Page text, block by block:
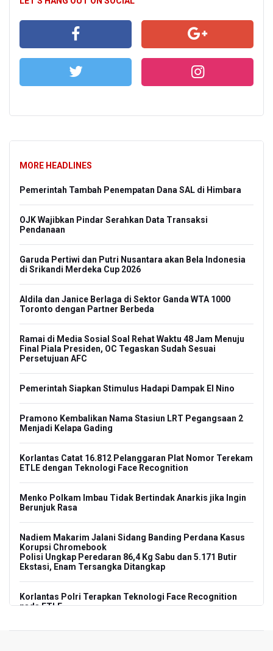
MORE HEADLINES
Pemerintah Tambah Penempatan Dana SAL di Himbara
OJK Wajibkan Pindar Serahkan Data Transaksi
Pendanaan
Garuda Pertiwi dan Putri Nusantara akan Bela Indonesia
di Srikandi Merdeka Cup 2026
Aldila dan Janice Berlaga di Sektor Ganda WTA 1000
Toronto dengan Partner Berbeda
Ramai di Media Sosial Soal Rehat Waktu 48 Jam Menuju
Final Piala Presiden, OC Tegaskan Sudah Sesuai
Persetujuan AFC
Pemerintah Siapkan Stimulus Hadapi Dampak El Nino
Pramono Kembalikan Nama Stasiun LRT Pegangsaan 2
Menjadi Kelapa Gading
Korlantas Catat 16.812 Pelanggaran Plat Nomor Terekam
ETLE dengan Teknologi Face Recognition
Menko Polkam Imbau Tidak Bertindak Anarkis jika Ingin
Berunjuk Rasa
Nadiem Makarim Jalani Sidang Banding Perdana Kasus
Korupsi Chromebook
Polisi Ungkap Peredaran 86,4 Kg Sabu dan 5.171 Butir
Ekstasi, Enam Tersangka Ditangkap
Korlantas Polri Terapkan Teknologi Face Recognition
pada ETLE